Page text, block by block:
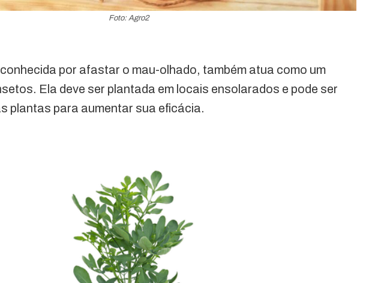
Foto: Agro2
por afastar o mau-olhado, também atua como um
Ela deve ser plantada em locais ensolarados e pode ser
plantas para aumentar sua eficácia.